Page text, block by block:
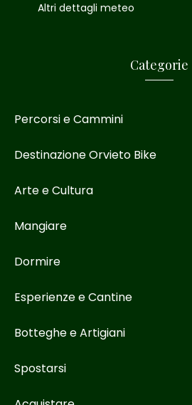
Altri dettagli meteo
Categorie
Percorsi e Cammini
Destinazione Orvieto Bike
Arte e Cultura
Mangiare
Dormire
Esperienze e Cantine
Botteghe e Artigiani
Spostarsi